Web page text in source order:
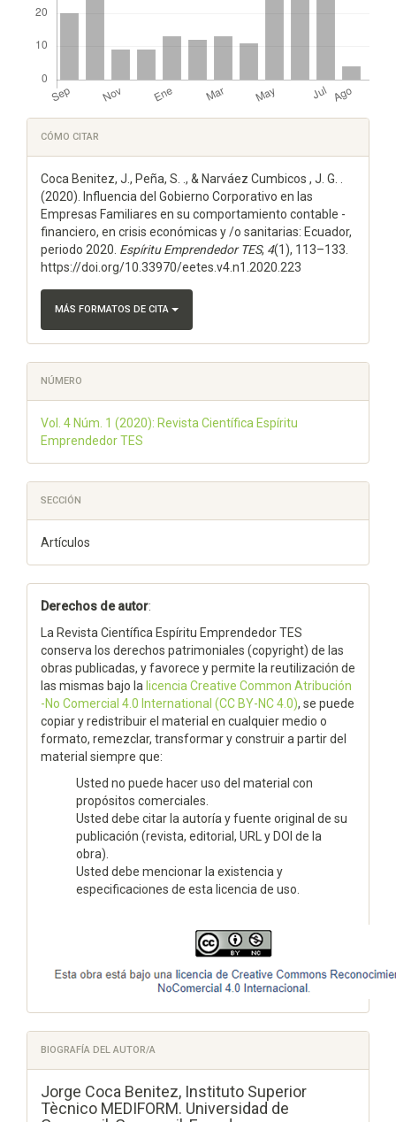
Detalles
del
artículo
CÓMO CITAR
Coca Benitez, J., Peña, S. ., & Narváez Cumbicos , J. G. .
(2020). Influencia del Gobierno Corporativo en las
Empresas Familiares en su comportamiento contable -
financiero, en crisis económicas y /o sanitarias: Ecuador,
periodo 2020. Espí­ritu Emprendedor TES, 4(1), 113–133.
https://doi.org/10.33970/eetes.v4.n1.2020.223
MÁS FORMATOS DE CITA
NÚMERO
Vol. 4 Núm. 1 (2020): Revista Científica Espíritu
Emprendedor TES
SECCIÓN
Artículos
Derechos de autor:
La Revista Científica Espíritu Emprendedor TES
conserva los derechos patrimoniales (copyright) de las
obras publicadas, y favorece y permite la reutilización de
las mismas bajo la licencia Creative Common Atribución
-No Comercial 4.0 International (CC BY-NC 4.0), se puede
copiar y redistribuir el material en cualquier medio o
formato, remezclar, transformar y construir a partir del
material siempre que:
Usted no puede hacer uso del material con
propósitos comerciales.
Usted debe citar la autoría y fuente original de su
publicación (revista, editorial, URL y DOI de la
obra).
Usted debe mencionar la existencia y
especificaciones de esta licencia de uso.
BIOGRAFÍA DEL AUTOR/A
Jorge Coca Benitez, Instituto Superior
Tècnico MEDIFORM. Universidad de